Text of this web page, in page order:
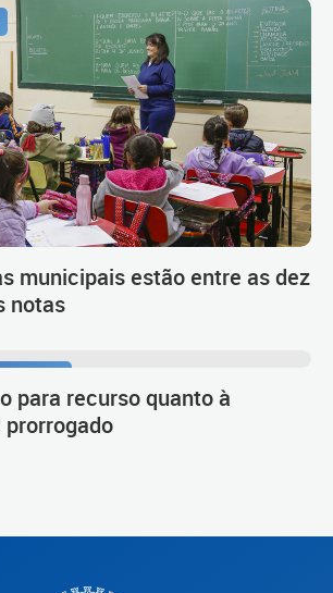
municipais estão entre as dez
notas
para recurso quanto à